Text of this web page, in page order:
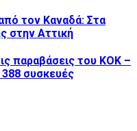
τον Καναδά: Στα
στην Αττική
παραβάσεις του ΚΟΚ –
388 συσκευές